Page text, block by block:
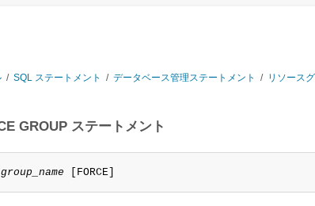
/ SQL ステートメント / データベース管理ステートメント / リソース
GROUP ステートメント
group_name [FORCE]